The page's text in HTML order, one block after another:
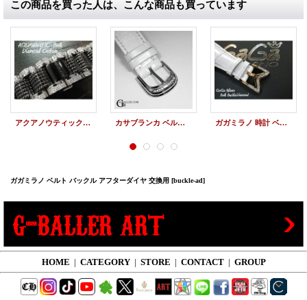
この商品を買った人は、こんな商品も買っています
アクアノウティック ベルト交換 ダイヤ チタンベルト コマ アフターダイヤ カサブランカ ベルトバックル アフターダイヤ ガガミラノ 時計 ベルト アフターダイヤ バックル ダイヤ
ガガミラノ ベルト バックル アフターダイヤ 交換用 [buckle-ad]
HOME | CATEGORY | STORE | CONTACT | GROUP